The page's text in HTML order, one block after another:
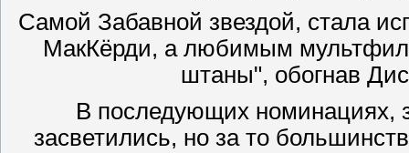
Самой Забавной звездой, стала
МакКёрди, а любимым
штаны", обогнав
В последующих номинациях,
засветились, но за то